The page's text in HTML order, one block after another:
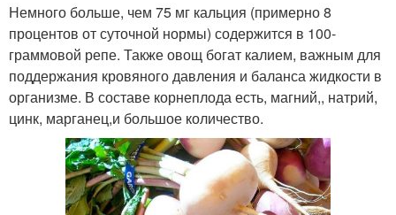
Немного больше, чем 75 мг кальция (примерно 8
процентов от суточной нормы) содержится в 100-
граммовой репе. Также овощ богат калием, важным для
поддержания кровяного давления и баланса жидкости в
организме. В составе корнеплода есть, магний,, натрий,
цинк, марганец,и большое количество.